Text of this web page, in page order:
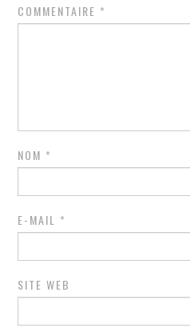
COMMENTAIRE *
NOM *
E-MAIL *
SITE WEB